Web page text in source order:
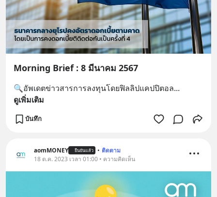
Morning Brief : 8 มีนาคม 2567
🔍อัพเดตข่าวสารการลงทุนโดยฟิลลิปแคปปิตอล...
ดูเพิ่มเติม
บันทึก
aomMONEY ยืนยันแล้ว • ติดตาม
18 ต.ค. 2023 เวลา 01:00 • ความคิดเห็น